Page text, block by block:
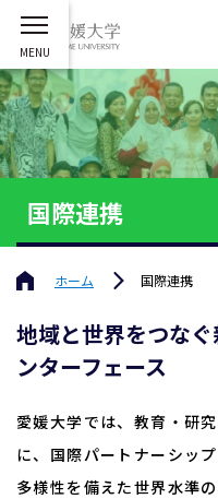
国際連携
ホーム 国際連携
地域と世界をつな
ンターフェース
愛媛大学では、教育・研
に、国際パートナーシッ
多様性を備えた世界水準